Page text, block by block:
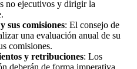
no ejecutivos y dirigir la
sus comisiones: El consejo de
una evaluación anual de su
comisiones.
y retribuciones: Los